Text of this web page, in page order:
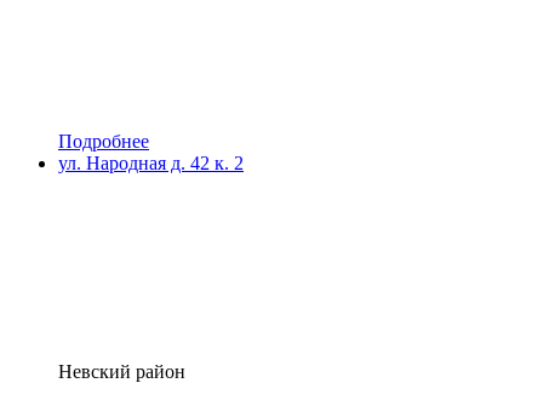
Подробнее
ул. Народная д. 42 к. 2
Невский район